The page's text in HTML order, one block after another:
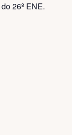
do 26º ENE.